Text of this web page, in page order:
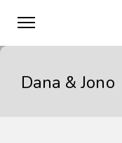
Dana & Jono